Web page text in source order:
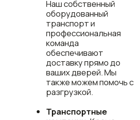
потребностям.
Доверьтесь нам —
мы сделаем всё,
чтобы ваш проект
был завершен